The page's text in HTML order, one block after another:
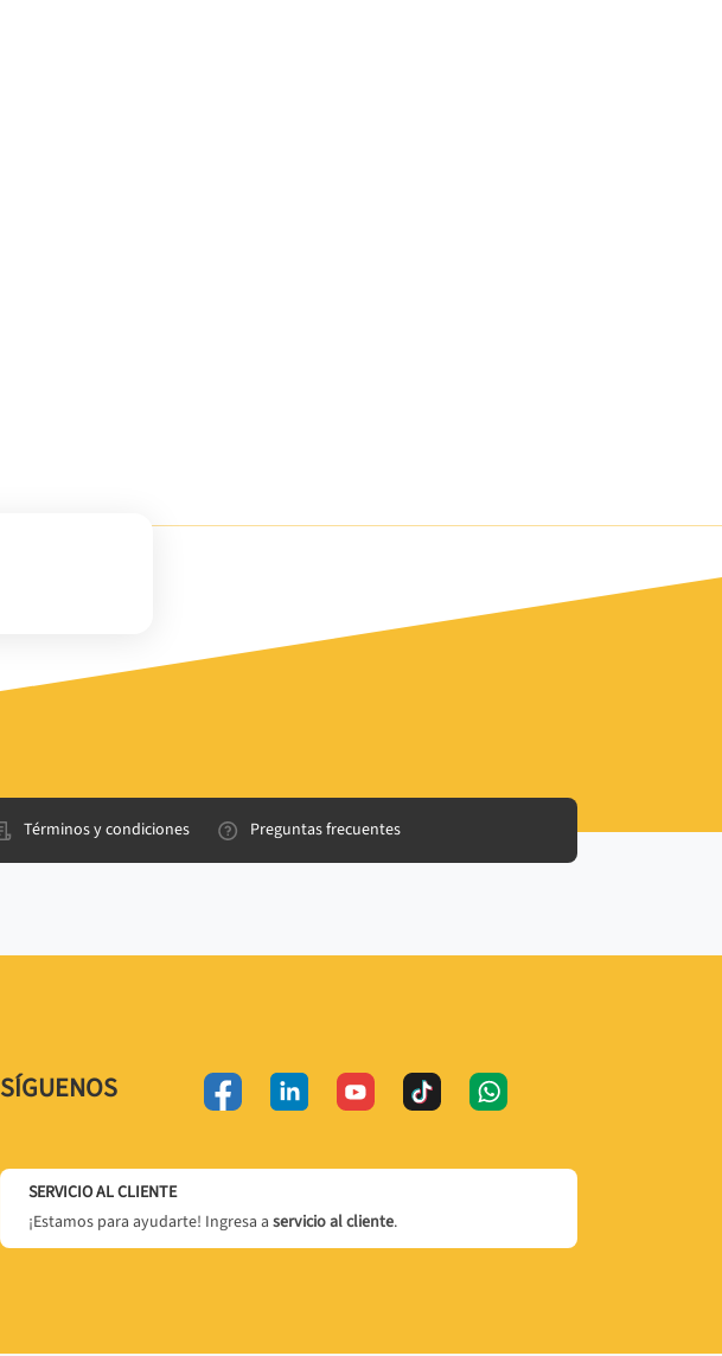
Términos y condiciones Preguntas frecuentes
SÍGUENOS
SERVICIO AL CLIENTE
¡Estamos para ayudarte! Ingresa a servicio al cliente.